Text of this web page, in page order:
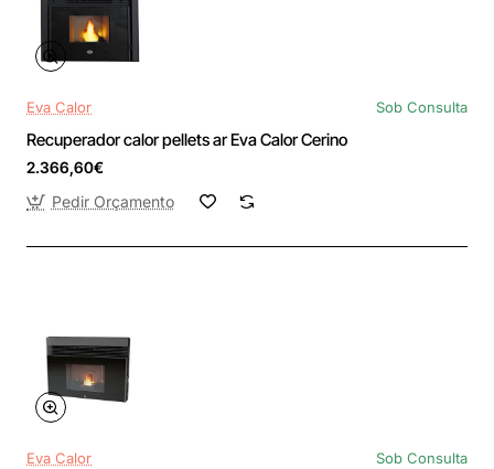
Eva Calor Sob Consulta
Recuperador calor pellets ar Eva Calor Cerino
2.366,60€
Pedir Orçamento
Eva Calor Sob Consulta